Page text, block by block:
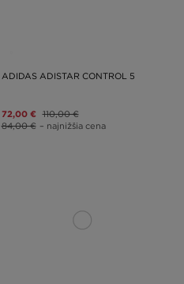
ADIDAS ADISTAR CONTROL 5
72,00 € 110,00 €
84,00 € – najnižšia cena